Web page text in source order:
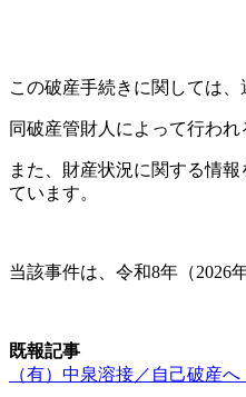
この破産手続きに関しては
同破産管財人によって行わ
また、財産状況に関する情
ています。
当該事件は、令和8年（2026
既報記事
（有）中泉溶接／自己破